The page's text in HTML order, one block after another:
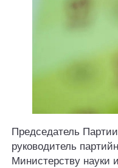
Председатель
руководитель
Министерству науки